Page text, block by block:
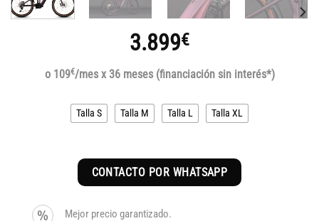
3.899€
o 109€/mes x 36 meses (financiación sin interés*)
Talla S Talla M Talla L Talla XL
CONTACTO POR WHATSAPP
Mejor precio garantizado.